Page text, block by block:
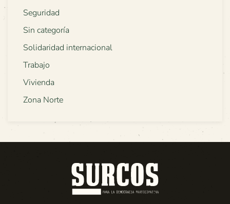
Seguridad
Sin categoría
Solidaridad internacional
Trabajo
Vivienda
Zona Norte